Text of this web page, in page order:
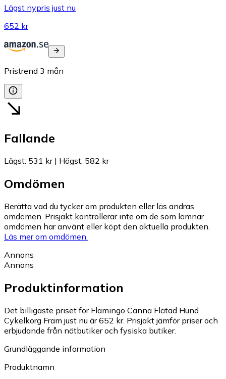
Lägst nypris just nu
652 kr
Pristrend 3 mån
Fallande
Lägst: 531 kr| Högst: 582 kr
Omdömen
Berätta vad du tycker om produkten eller läs andras
omdömen. Prisjakt kontrollerar inte om de som lämnar
omdömen har använt eller köpt den aktuella produkten.
Läs mer om omdömen.
Annons
Annons
Produktinformation
Det billigaste priset för Flamingo Canna Flätad Hund
Cykelkorg Fram just nu är 652 kr. Prisjakt jämför priser och
erbjudande från nätbutiker och fysiska butiker.
Grundläggande information
Produktnamn